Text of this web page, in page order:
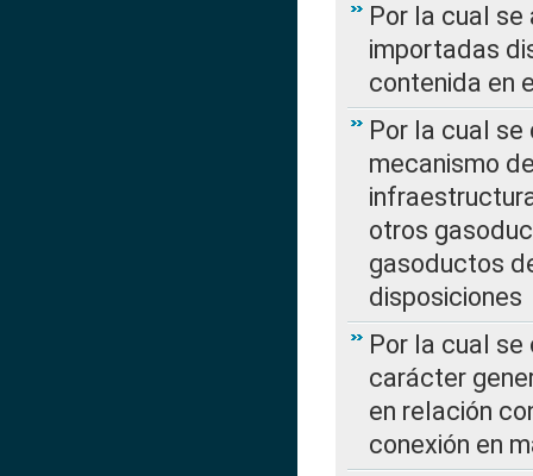
Por la cual
importadas
contenida en
Por la cual se
mecanismo
otros
gasoductos
disposiciones
Por la cual
carácter
en relación
conexión en